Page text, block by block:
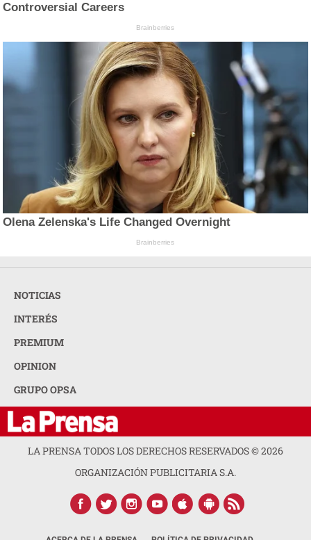
Controversial Careers
Brainberries
Olena Zelenska's Life Changed Overnight
Brainberries
NOTICIAS
INTERÉS
PREMIUM
OPINION
GRUPO OPSA
LA PRENSA TODOS LOS DERECHOS RESERVADOS ©2026
ORGANIZACIÓN PUBLICITARIA S.A.